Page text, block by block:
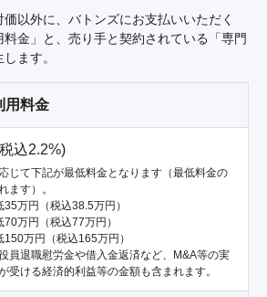
以外に、バトンズにお支払いいただく
料金」と、売り手と契約されている「専門
ます。
用料金
込2.2%)
じて下記が最低料金となります（最低料金の
ます）。
万円（税込38.5万円）
万円（税込77万円）
万円（税込165万円）
員退職慰労金や借入金返済など、M&A等の実
受ける経済的利益等の金額も含まれます。